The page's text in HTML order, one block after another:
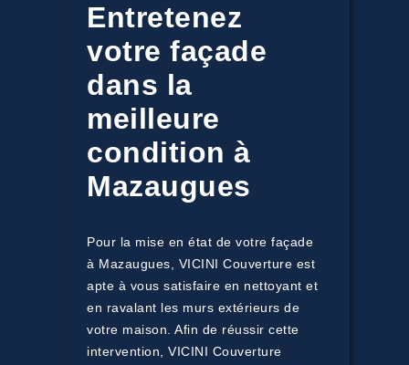
Entretenez
votre façade
dans la
meilleure
condition à
Mazaugues
Pour la mise en état de votre façade
à Mazaugues, VICINI Couverture est
apte à vous satisfaire en nettoyant et
en ravalant les murs extérieurs de
votre maison. Afin de réussir cette
intervention, VICINI Couverture